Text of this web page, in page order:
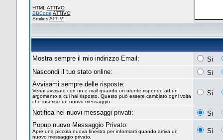
HTML ATTIVO
BBCode ATTIVO
SmiliesATTIVI
Mostra sempre il mio indirizzo Email:
Si
Nascondi il tuo stato online:
Si
Avvisami sempre delle risposte:
Verrai avvisato con un e-mail quando un utente risponde ad un
argomento a cui hai risposto. Questo può essere cambiato ogni volta
che inserisci un nuovo messaggio.
Si
Notifica nei nuovi messaggi privati:
Si
Popup nuovo Messaggio Privato:
Apre una piccola nuova finestra per informarti quando arriva un
nuovo messaggio privato.
Si